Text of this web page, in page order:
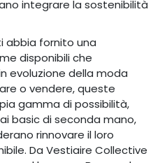
integrare la sostenibilità
abbia fornito una
disponibili che
evoluzione della moda
o vendere, queste
gamma di possibilità,
basic di seconda mano,
rinnovare il loro
Da Vestiaire Collective